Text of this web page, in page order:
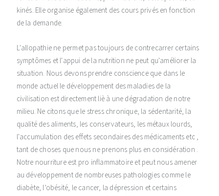
kinés. Elle organise également des cours privés en fonction
de la demande.
L'allopathie ne permet pas toujours de contrecarrer certains
symptômes et l'appui de la nutrition ne peut qu'améliorer la
situation. Nous devons prendre conscience que dans le
monde actuel le développement des maladies de la
civilisation est directement liè à une dégradation de notre
milieu. Ne citons que le stress chronique, la sédentarité, la
qualité des aliments, les conservateurs, les métaux lourds,
l'accumulation des effets secondaires des médicaments etc ,
tant de choses que nous ne prenons plus en considération .
Notre nourriture est pro inflammatoire et peut nous amener
au développement de nombreuses pathologies comme le
diabète, l’obésité, le cancer, la dépression et certains